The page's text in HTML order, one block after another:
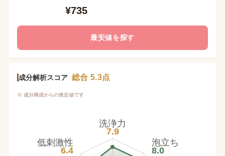
¥735
最安値を探す
成分解析スコア 総合 5.3点
※ 成分構成からの推定値です
洗浄力
7.9
泡立ち
8.0
低刺激性
6.4